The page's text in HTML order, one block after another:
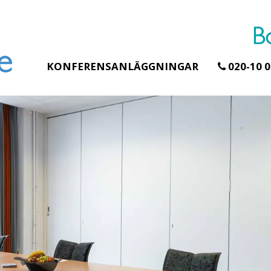
KONFERENSANLÄGGNINGAR 020-10
stranden i Åhus. För grupper
erbjuder vi en full abonnering
av Åhus Seaside SPA &
Konferens. Under er vistelse är
hela hotellet ert ...
Hela
teamet –
skogen ingår
Samla teamet för två
konferensdagar med
minuter från
bokar vårt